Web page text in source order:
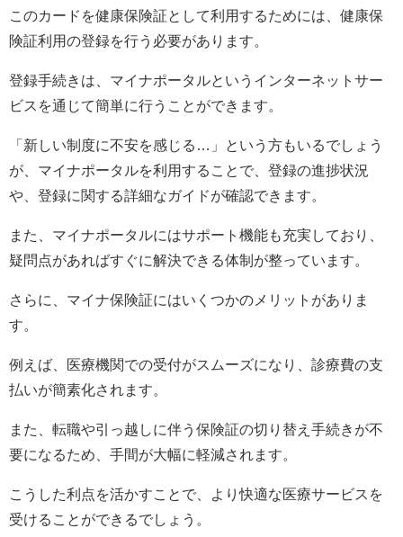
このカードを健康保険証として利用するためには、健康保
険証利用の登録を行う必要があります。
登録手続きは、マイナポータルというインターネットサー
ビスを通じて簡単に行うことができます。
「新しい制度に不安を感じる…」という方もいるでしょう
が、マイナポータルを利用することで、登録の進捗状況
や、登録に関する詳細なガイドが確認できます。
また、マイナポータルにはサポート機能も充実しており、
疑問点があればすぐに解決できる体制が整っています。
さらに、マイナ保険証にはいくつかのメリットがありま
す。
例えば、医療機関での受付がスムーズになり、診療費の支
払いが簡素化されます。
また、転職や引っ越しに伴う保険証の切り替え手続きが不
要になるため、手間が大幅に軽減されます。
こうした利点を活かすことで、より快適な医療サービスを
受けることができるでしょう。